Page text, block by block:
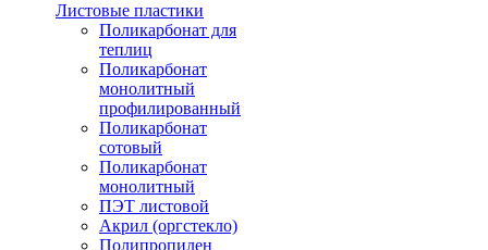
Листовые пластики
Поликарбонат для
теплиц
Поликарбонат
монолитный
профилированный
Поликарбонат
сотовый
Поликарбонат
монолитный
ПЭТ листовой
Акрил (оргстекло)
Полипропилен